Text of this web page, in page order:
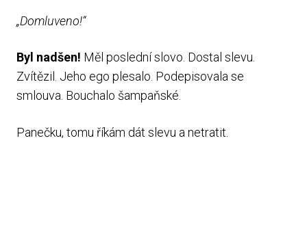
„Domluveno!“
Byl nadšen! Měl poslední slovo. Dostal slevu.
Zvítězil. Jeho ego plesalo. Podepisovala se
smlouva. Bouchalo šampaňské.
Panečku, tomu říkám dát slevu a netratit.